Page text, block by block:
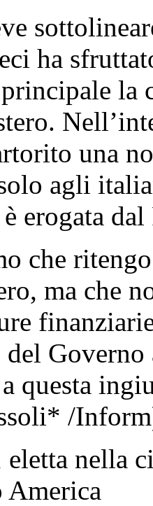
ha
la
una
agli
erogata
che
ma che
Governo
questa
/
nella
America